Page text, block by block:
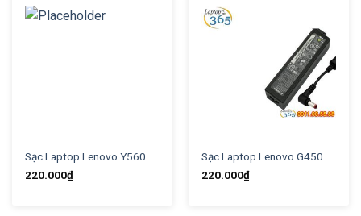
Sạc Laptop Lenovo Y560
220.000₫
Sạc Laptop Lenovo G450
220.000₫